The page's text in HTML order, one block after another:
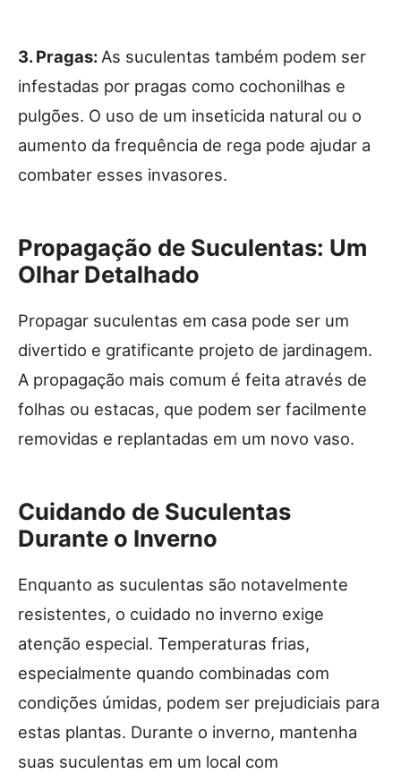
3. Pragas: As suculentas também podem ser
infestadas por pragas como cochonilhas e
pulgões. O uso de um inseticida natural ou o
aumento da frequência de rega pode ajudar a
combater esses invasores.
Propagação de Suculentas: Um
Olhar Detalhado
Propagar suculentas em casa pode ser um
divertido e gratificante projeto de jardinagem.
A propagação mais comum é feita através de
folhas ou estacas, que podem ser facilmente
removidas e replantadas em um novo vaso.
Cuidando de Suculentas
Durante o Inverno
Enquanto as suculentas são notavelmente
resistentes, o cuidado no inverno exige
atenção especial. Temperaturas frias,
especialmente quando combinadas com
condições úmidas, podem ser prejudiciais para
estas plantas. Durante o inverno, mantenha
suas suculentas em um local com